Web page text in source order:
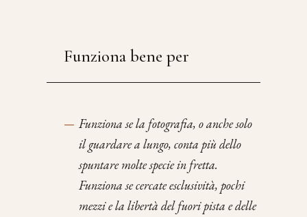
Funziona bene per
— Funziona se la fotografia, o anche solo
il guardare a lungo, conta più dello
spuntare molte specie in fretta.
Funziona se cercate esclusività, pochi
mezzi e la libertà del fuori pista e delle